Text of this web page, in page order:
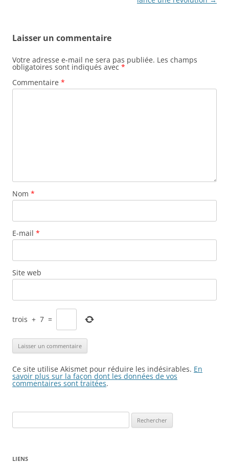
Laisser un commentaire
Votre adresse e-mail ne sera pas publiée. Les champs
obligatoires sont indiqués avec *
Commentaire *
Nom *
E-mail *
Site web
trois + 7 =
Ce site utilise Akismet pour réduire les indésirables. En
savoir plus sur la façon dont les données de vos
commentaires sont traitées.
LIENS